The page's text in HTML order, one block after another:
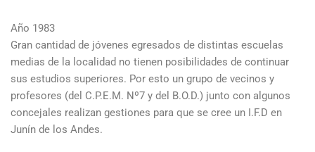
Año 1983
Gran cantidad de jóvenes egresados de distintas escuelas
medias de la localidad no tienen posibilidades de continuar
sus estudios superiores. Por esto un grupo de vecinos y
profesores (del C.P.E.M. Nº7 y del B.O.D.) junto con algunos
concejales realizan gestiones para que se cree un I.F.D en
Junín de los Andes.